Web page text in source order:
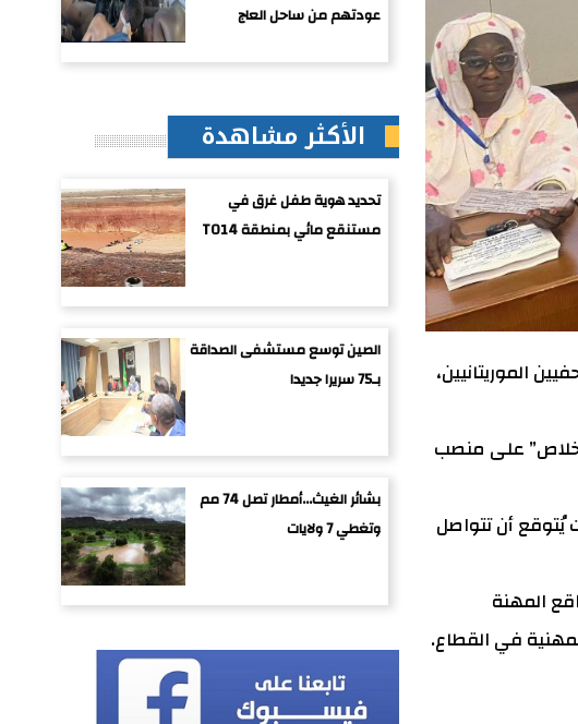
الموريتانيين،
على منصب
يحق لهم التصويت 1734 منتسبًا، في وقت يُتوقع أن تتواصل
المهنة
في القطاع.
عودتهم من ساحل العاج
الأكثر مشاهدة
تحديد هوية طفل غرق في
مستنقع مائي بمنطقة TO14
الصين توسع مستشفى الصداقة
بـ75 سريرا جديدا
بشائر الغيث...أمطار تصل 74 مم
وتغطي 7 ولايات